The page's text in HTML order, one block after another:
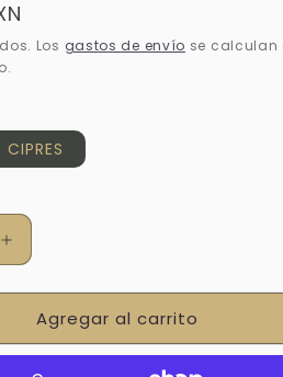
Los gastos de envío se calculan
CIPRES
Aumentar
cantidad
para
OLEO
AMOROSO
Agregar al carrito